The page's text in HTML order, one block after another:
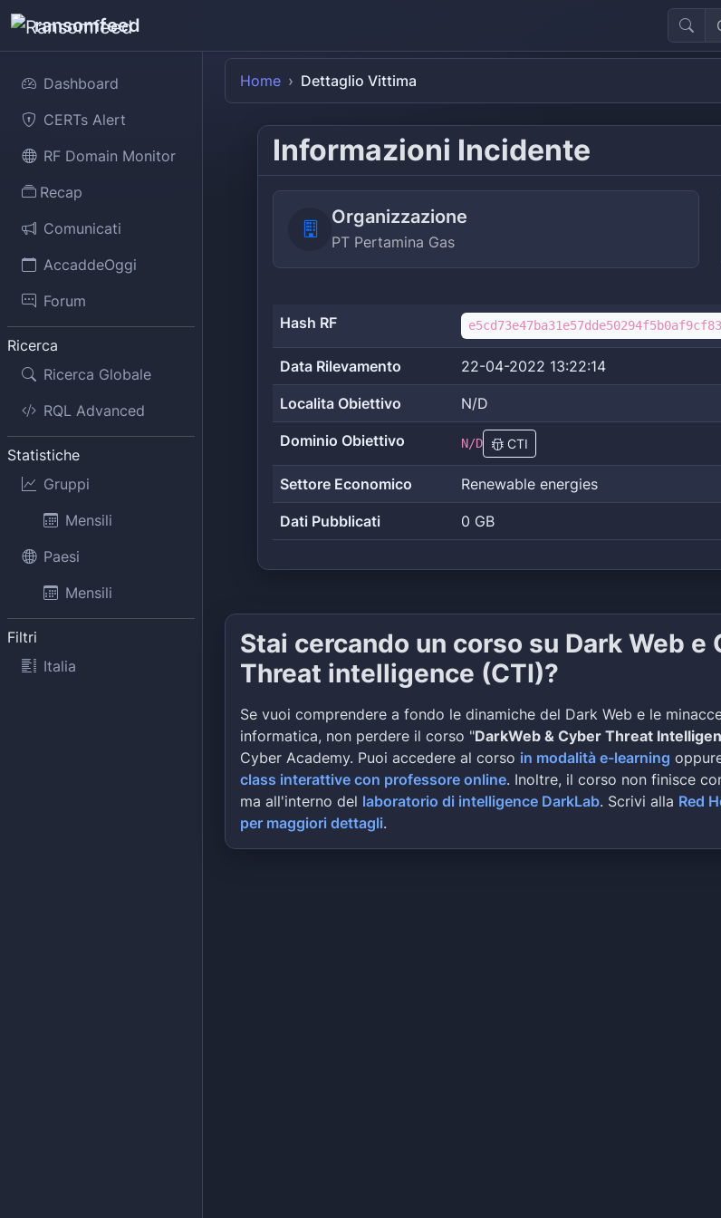
ransomfeed
Dashboard
CERTs Alert
RF Domain Monitor
Recap
Comunicati
AccaddeOggi
Forum
Ricerca
Ricerca Globale
RQL Advanced
Statistiche
Gruppi
Mensili
Paesi
Mensili
Filtri
Italia
Home Dettaglio Vittima
Informazioni Incidente
Organizzazione
PT Pertamina Gas
Hash RF
Data Rilevamento 22-04-2022 13:22:14
Localita Obiettivo N/D
Dominio Obiettivo N/D CTI
Settore Economico Renewable energies
Dati Pubblicati 0 GB
Stai cercando un corso su Dark Web e
Threat intelligence (CTI)?
Se vuoi comprendere a fondo le dinamiche del Dark Web e le
informatica, non perdere il corso "DarkWeb & Cyber Threat
Cyber Academy. Puoi accedere al corso in modalità e-learning
class interattive con professore online. Inoltre, il corso non finisce
ma all'interno del laboratorio di intelligence DarkLab. Scrivi alla Red
per maggiori dettagli.